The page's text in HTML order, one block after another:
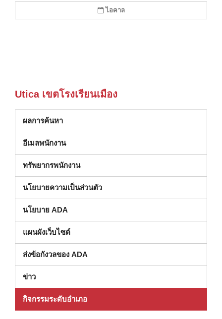
ไอคาล
Utica เขตโรงเรียนเมือง
ผลการค้นหา
อีเมลพนักงาน
ทรัพยากรพนักงาน
นโยบายความเป็นส่วนตัว
นโยบาย ADA
แผนผังเว็บไซต์
ส่งข้อกังวลของ ADA
ข่าว
กิจกรรมระดับอําเภอ